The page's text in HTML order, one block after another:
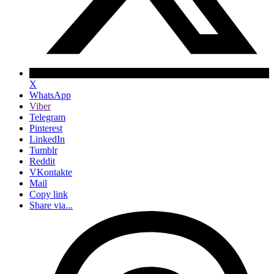
X
WhatsApp
Viber
Telegram
Pinterest
LinkedIn
Tumblr
Reddit
VKontakte
Mail
Copy link
Share via...